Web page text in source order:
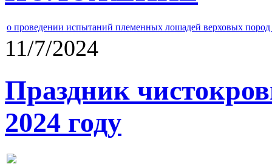
о проведении испытаний племенных лошадей верховых
11/7/2024
Праздник
2024 году